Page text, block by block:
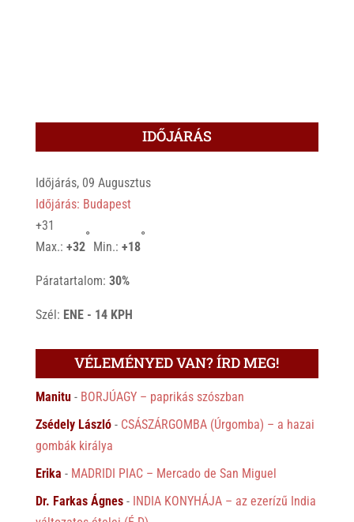
IDŐJÁRÁS
Időjárás, 09 Augusztus
Időjárás: Budapest
+31
Max.: +32
°
Min.: +18
°
Páratartalom: 30%
Szél: ENE - 14 KPH
VÉLEMÉNYED VAN? ÍRD MEG!
Manitu- BORJÚAGY – paprikás szószban
Zsédely László- CSÁSZÁRGOMBA (Úrgomba) – a hazai
gombák királya
Erika - MADRIDI PIAC – Mercado de San Miguel
Dr. Farkas Ágnes- INDIA KONYHÁJA – az ezerízű India